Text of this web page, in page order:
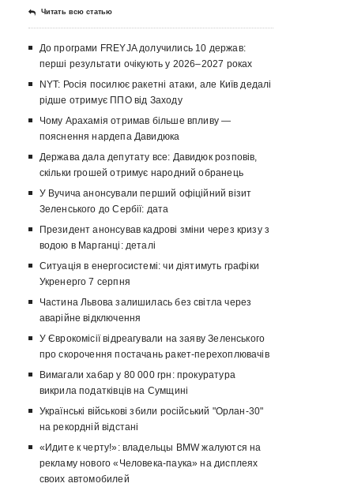
Читать всю статью
До програми FREYJA долучились 10 держав:
перші результати очікують у 2026–2027 роках
NYT: Росія посилює ракетні атаки, але Київ дедалі
рідше отримує ППО від Заходу
Чому Арахамія отримав більше впливу —
пояснення нардепа Давидюка
Держава дала депутату все: Давидюк розповів,
скільки грошей отримує народний обранець
У Вучича анонсували перший офіційний візит
Зеленського до Сербії: дата
Президент анонсував кадрові зміни через кризу з
водою в Марганці: деталі
Ситуація в енергосистемі: чи діятимуть графіки
Укренерго 7 серпня
Частина Львова залишилась без світла через
аварійне відключення
У Єврокомісії відреагували на заяву Зеленського
про скорочення постачань ракет-перехоплювачів
Вимагали хабар у 80 000 грн: прокуратура
викрила податківців на Сумщині
Українські військові збили російський "Орлан-30"
на рекордній відстані
«Идите к черту!»: владельцы BMW жалуются на
рекламу нового «Человека-паука» на дисплеях
своих автомобилей